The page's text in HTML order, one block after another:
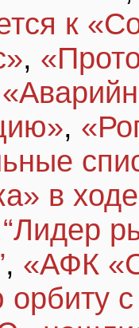
к
,
,
в
“Лидер
, «АФК
орбиту